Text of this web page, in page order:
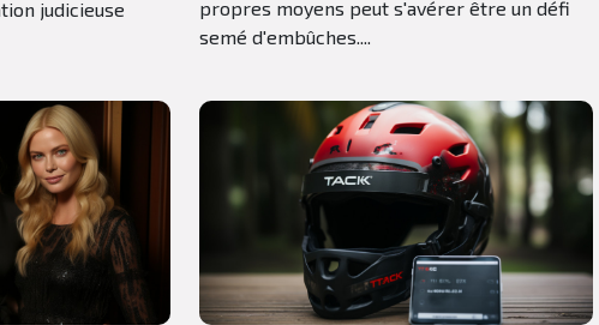
judicieuse
propres moyens peut s'avérer être un défi
semé d'embûches....